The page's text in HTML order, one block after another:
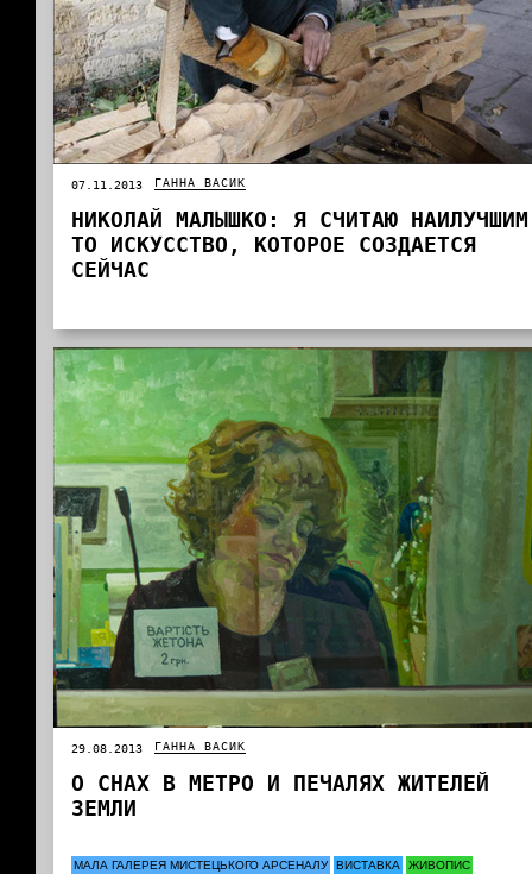
07.11.2013 ГАННА ВАСИК
НИКОЛАЙ МАЛЫШКО: Я СЧИТАЮ НАИЛУЧШИМ
ТО ИСКУССТВО, КОТОРОЕ СОЗДАЕТСЯ
СЕЙЧАС
29.08.2013 ГАННА ВАСИК
О СНАХ В МЕТРО И ПЕЧАЛЯХ ЖИТЕЛЕЙ
ЗЕМЛИ
МАЛА ГАЛЕРЕЯ МИСТЕЦЬКОГО АРСЕНАЛУ ВИСТАВКА
ЖИВОПИС